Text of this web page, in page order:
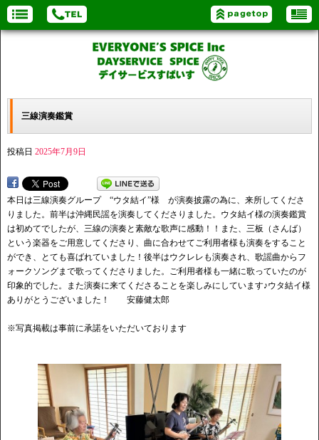
三線演奏鑑賞
投稿日 2025年7月9日
本日は三線演奏グループ “ウタ結イ”様 が演奏披露の為に、来所してくださ
りました。前半は沖縄民謡を演奏してくださりました。ウタ結イ様の演奏鑑賞
は初めてでしたが、三線の演奏と素敵な歌声に感動！！また、三板（さんば）
という楽器をご用意してくださり、曲に合わせてご利用者様も演奏をすること
ができ、とても喜ばれていました！後半はウクレレも演奏され、歌謡曲からフ
ォークソングまで歌ってくださりました。ご利用者様も一緒に歌っていたのが
印象的でした。また演奏に来てくださることを楽しみにしています♪ウタ結イ様
ありがとうございました！ 安藤健太郎
※写真掲載は事前に承諾をいただいております